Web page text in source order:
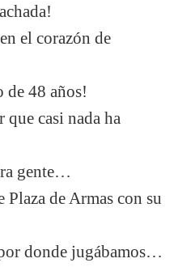
el corazón de
de 48 años!
casi nada ha
gente…
de Armas con su
donde jugábamos…